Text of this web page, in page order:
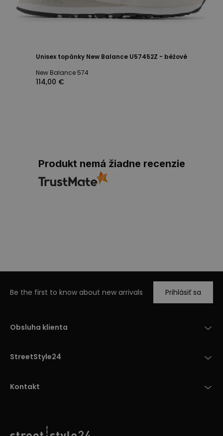
Unisex topánky New Balance U57452Z - béžové
New Balance 574
114,00 €
Produkt nemá žiadne recenzie
Be the first to know about new arrivals Prihlásiť sa
Obsluha klienta
StreetStyle24
Kontakt